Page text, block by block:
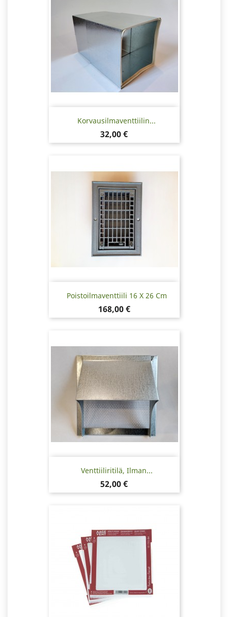
Korvausilmaventtiilin...
Hinta
32,00 €
Poistoilmaventtiili 16 X 26 Cm
Hinta
168,00 €
Venttiiliritilä, Ilman...
Hinta
52,00 €